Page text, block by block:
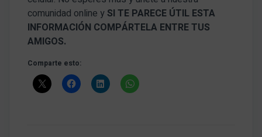
comunidad online y SI TE PARECE ÚTIL ESTA
INFORMACIÓN COMPÁRTELA ENTRE TUS
AMIGOS.
Comparte esto: